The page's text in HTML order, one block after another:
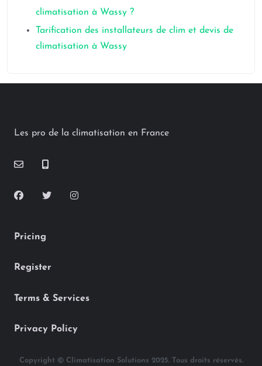
climatisation à Wassy ?
Tarification des installateurs de clim et devis de
climatisation à Wassy
Les pro de la climatisation en France
Pricing
Register
Terms & Services
Privacy Policy
Copyright © Climatisation Solutions 2025. Tous droits réservés.